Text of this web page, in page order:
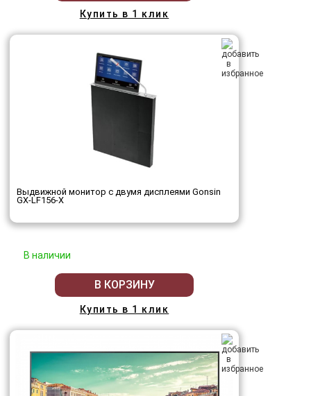
Купить в 1 клик
Выдвижной монитор с двумя дисплеями Gonsin
GX-LF156-X
В наличии
В КОРЗИНУ
Купить в 1 клик